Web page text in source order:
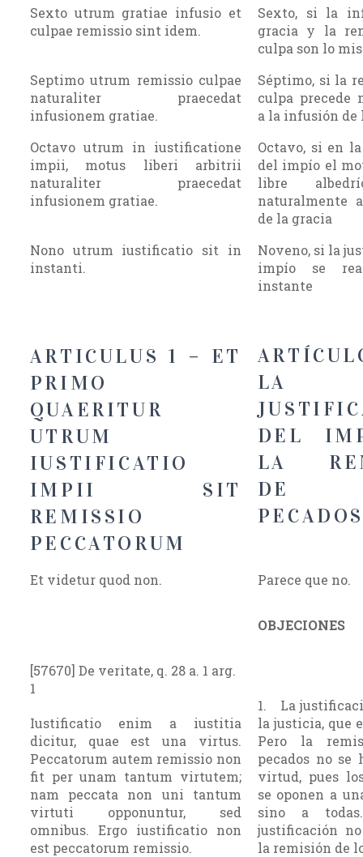
Sexto utrum gratiae infusio et
culpae remissio sint idem.
Sexto, si la
gracia y la
culpa son lo
Septimo utrum remissio culpae
naturaliter praecedat
infusionem gratiae.
Séptimo, si la
culpa precede
a la infusión de
Octavo utrum in iustificatione
impii, motus liberi arbitrii
naturaliter praecedat
infusionem gratiae.
Octavo, si en
del impío el
libre
naturalmente
de la gracia
Nono utrum iustificatio sit in
instanti.
Noveno, si la
impío se
instante
ARTICULUS 1 – ET
PRIMO
QUAERITUR
UTRUM
IUSTIFICATIO
IMPII SIT
REMISSIO
PECCATORUM
LA
DEL
LA
DE
Et videtur quod non. Parece que no.
OBJECIONES
[57670] De veritate, q. 28 a. 1 arg.
1
Iustificatio enim a iustitia
dicitur, quae est una virtus.
Peccatorum autem remissio non
fit per unam tantum virtutem;
nam peccata non uni tantum
virtuti opponuntur, sed
omnibus. Ergo iustificatio non
est peccatorum remissio.
1. La
la justicia, que
Pero la
pecados no se
virtud, pues
se oponen a
sino a
justificación
la remisión de